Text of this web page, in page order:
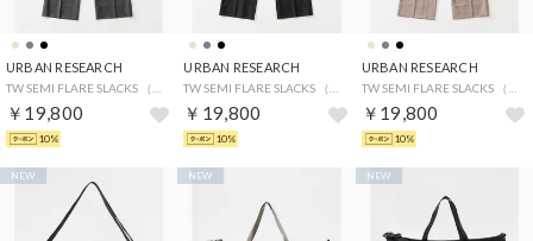
URBAN RESEARCH
￥19,800
10%
URBAN RESEARCH
￥19,800
10%
URBAN RESEARCH
￥19,800
10%
NEW NEW NEW